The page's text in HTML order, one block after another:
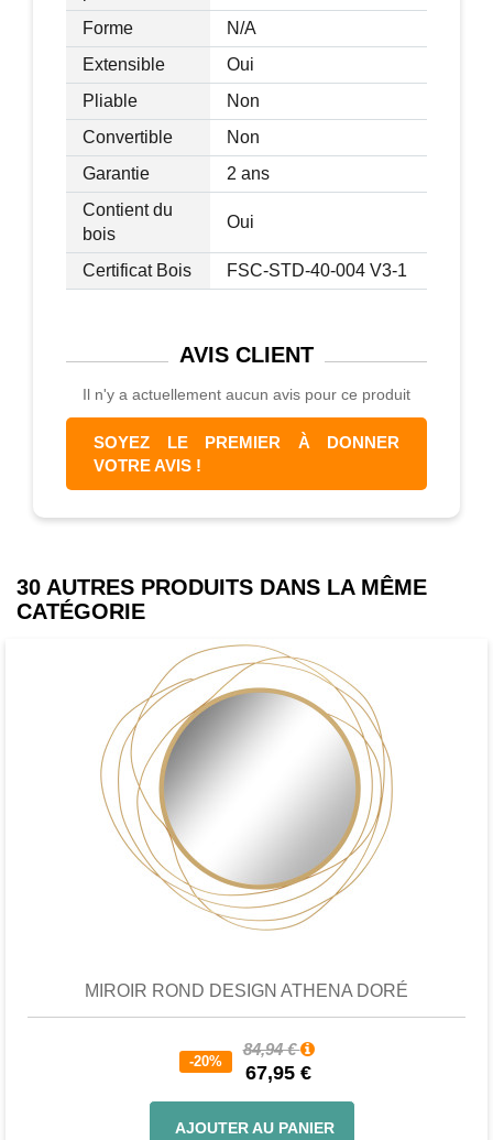
Forme
N/A
Extensible
Oui
Pliable
Non
Convertible
Non
Garantie
2 ans
Contient du
bois
Oui
Certificat Bois FSC-STD-40-004 V3-1
AVIS CLIENT
Il n'y a actuellement aucun avis pour ce produit
SOYEZ LE PREMIER À DONNER
VOTRE AVIS !
30 AUTRES PRODUITS DANS LA MÊME
CATÉGORIE
MIROIR ROND DESIGN ATHENA DORÉ
-20%
84,94 €
67,95 €
AJOUTER AU PANIER
Favori